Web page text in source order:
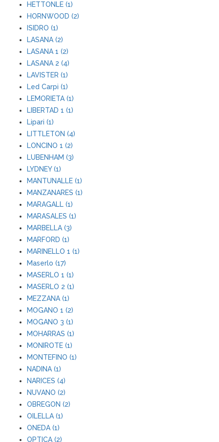
HETTONLE (1)
HORNWOOD (2)
ISIDRO (1)
LASANA (2)
LASANA 1 (2)
LASANA 2 (4)
LAVISTER (1)
Led Carpi (1)
LEMORIETA (1)
LIBERTAD 1 (1)
Lipari (1)
LITTLETON (4)
LONCINO 1 (2)
LUBENHAM (3)
LYDNEY (1)
MANTUNALLE (1)
MANZANARES (1)
MARAGALL (1)
MARASALES (1)
MARBELLA (3)
MARFORD (1)
MARINELLO 1 (1)
Maserlo (17)
MASERLO 1 (1)
MASERLO 2 (1)
MEZZANA (1)
MOGANO 1 (2)
MOGANO 3 (1)
MOHARRAS (1)
MONIROTE (1)
MONTEFINO (1)
NADINA (1)
NARICES (4)
NUVANO (2)
OBREGON (2)
OILELLA (1)
ONEDA (1)
OPTICA (2)